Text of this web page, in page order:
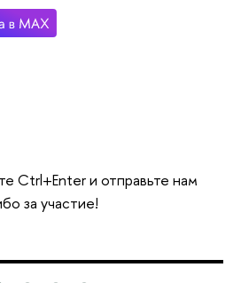
Ctrl+Enter и отправьте нам
за участие!